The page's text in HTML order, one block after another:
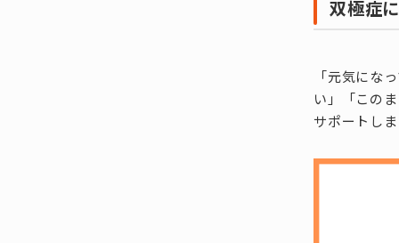
双極症
「元気にな
い」「この
サポートし